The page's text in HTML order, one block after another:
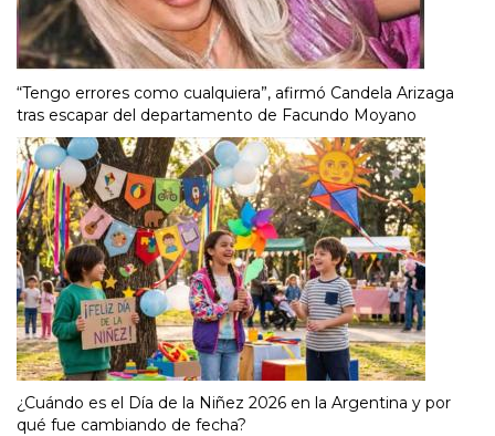
“Tengo errores como cualquiera”, afirmó Candela Arizaga
tras escapar del departamento de Facundo Moyano
¿Cuándo es el Día de la Niñez 2026 en la Argentina y por
qué fue cambiando de fecha?